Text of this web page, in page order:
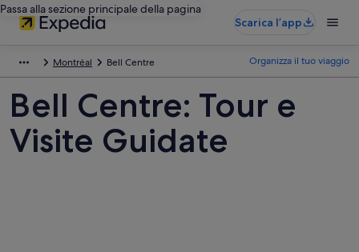
Passa alla sezione principale della pagina
Scarica l’app
Montréal Bell Centre Organizza il tuo viaggio
Bell Centre: Tour e
Visite Guidate